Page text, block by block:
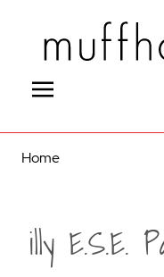
Home
illy E.S.E.